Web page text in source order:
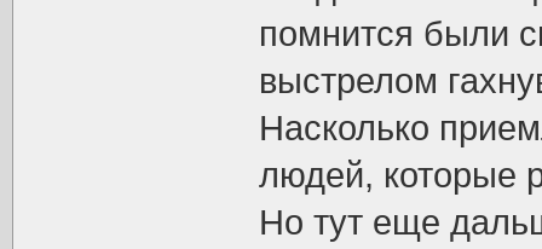
помнится были
выстрелом
Насколько
людей, которые
Но тут еще